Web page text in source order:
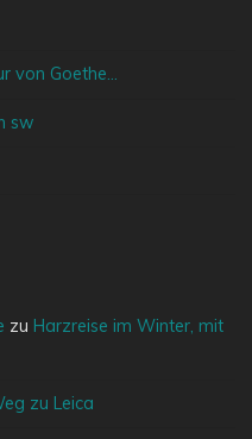
von Goethe…
sw
zu Harzreise im Winter, mit
zu Leica